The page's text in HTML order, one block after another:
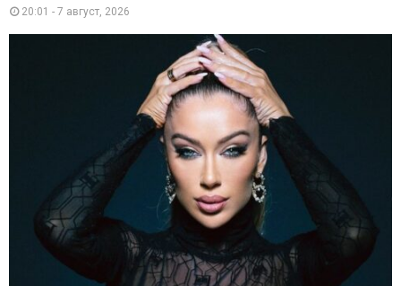
20:01 - 7 август, 2026